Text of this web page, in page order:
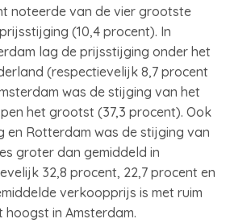
noteerde van de vier grootste
(10,4 procent). In
lag de prijsstijging onder het
(respectievelijk 8,7 procent
was de stijging van het
het grootst (37,3 procent). Ook
en Rotterdam was de stijging van
groter dan gemiddeld in
32,8 procent, 22,7 procent en
verkoopprijs is met ruim
hoogst in Amsterdam.